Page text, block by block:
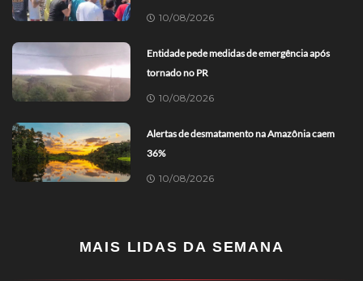
10/08/2026
Entidade pede medidas de emergência após
tornado no PR
10/08/2026
Alertas de desmatamento na Amazônia caem
36%
10/08/2026
MAIS LIDAS DA SEMANA